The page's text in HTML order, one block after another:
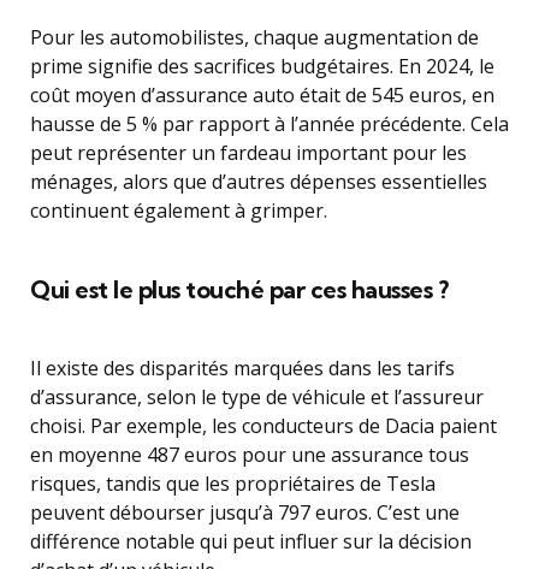
Pour les automobilistes, chaque augmentation de
prime signifie des sacrifices budgétaires. En 2024, le
coût moyen d’assurance auto était de 545 euros, en
hausse de 5 % par rapport à l’année précédente. Cela
peut représenter un fardeau important pour les
ménages, alors que d’autres dépenses essentielles
continuent également à grimper.
Qui est le plus touché par ces hausses ?
Il existe des disparités marquées dans les tarifs
d’assurance, selon le type de véhicule et l’assureur
choisi. Par exemple, les conducteurs de Dacia paient
en moyenne 487 euros pour une assurance tous
risques, tandis que les propriétaires de Tesla
peuvent débourser jusqu’à 797 euros. C’est une
différence notable qui peut influer sur la décision